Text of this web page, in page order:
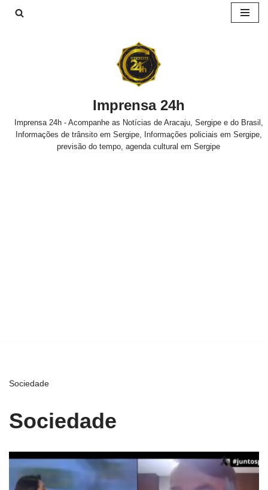
Imprensa 24h
Imprensa 24h - Acompanhe as Notícias de Aracaju, Sergipe e do Brasil,
Informações de trânsito em Sergipe, Informações policiais em Sergipe,
previsão do tempo, agenda cultural em Sergipe
Sociedade
Sociedade